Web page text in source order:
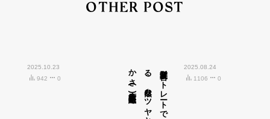
OTHER POST
2025.10.23
942
0 髪質改善ス
ト
レ
ート
で
叶え
る
、
自然な
ツ
ヤ
と
柔ら
か
さ
(
広島市中区紙屋町)
2025.08.24
1106
0